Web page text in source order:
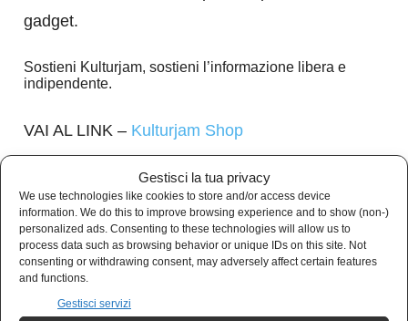
Gestisci la tua privacy
We use technologies like cookies to store and/or access device
information. We do this to improve browsing experience and to show (non-)
personalized ads. Consenting to these technologies will allow us to
process data such as browsing behavior or unique IDs on this site. Not
consenting or withdrawing consent, may adversely affect certain features
and functions.
Gestisci servizi
gadget.
Sostieni Kulturjam, sostieni l’informazione libera e
indipendente.
VAI AL LINK – Kulturjam Shop